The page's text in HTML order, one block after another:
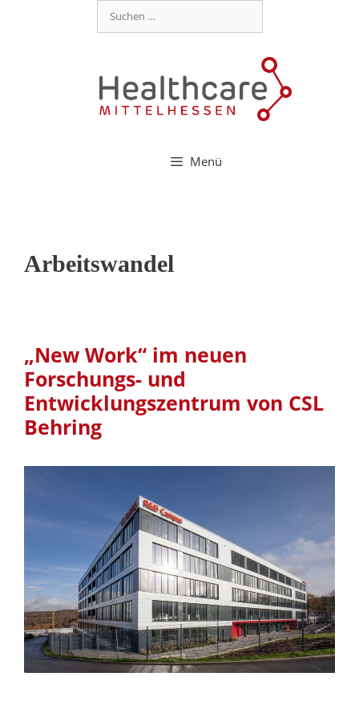
Menü
Arbeitswandel
„New Work“ im neuen
Forschungs- und
Entwicklungszentrum von CSL
Behring